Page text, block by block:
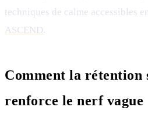
techniques de calme accessibles
ASCEND.
Comment la rétention
renforce le nerf vague